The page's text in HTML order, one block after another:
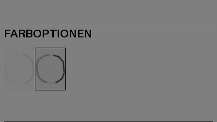
FARBOPTIONEN